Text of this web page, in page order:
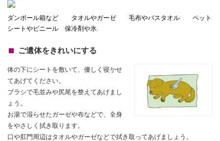
ダンボール箱など タオルやガーゼ 毛布やバスタオル ペット
シートやビニール 保冷剤や氷
ご遺体をきれいにする
体の下にシートを敷いて、優しく寝かせ
てあげてください。
ブラシで毛並みや尻尾を整えてあげまし
ょう。
お湯で湿らせたガーゼや布などで、全身
をやさしく拭き取ります。
口や肛門周辺はタオルやガーゼなどで拭き取ってあげましょう。